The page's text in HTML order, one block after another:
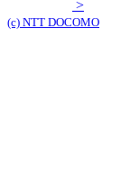
>
(c) NTT DOCOMO